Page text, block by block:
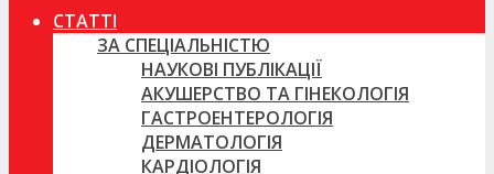
СТАТТІ
ЗА СПЕЦІАЛЬНІСТЮ
НАУКОВІ ПУБЛІКАЦІЇ
АКУШЕРСТВО ТА ГІНЕКОЛОГІЯ
ГАСТРОЕНТЕРОЛОГІЯ
ДЕРМАТОЛОГІЯ
КАРДІОЛОГІЯ